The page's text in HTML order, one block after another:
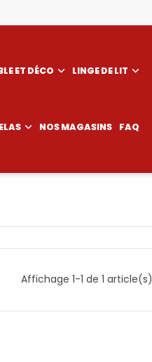
ET DÉCO LINGE DE LIT
NOS MAGASINS FAQ
Affichage 1-1 de 1 article(s)